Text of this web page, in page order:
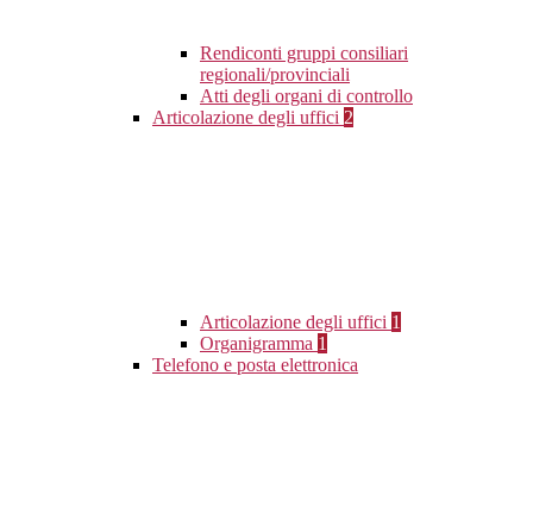
Rendiconti gruppi consiliari
regionali/provinciali
Atti degli organi di controllo
Articolazione degli uffici 2
Articolazione degli uffici 1
Organigramma 1
Telefono e posta elettronica